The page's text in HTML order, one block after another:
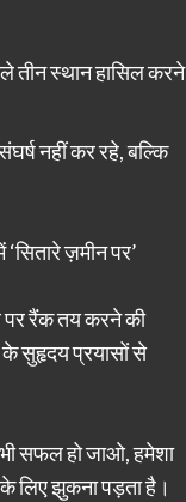
तीन स्थान हासिल करने
नहीं कर रहे, बल्कि
ज़मीन पर’
पर रैंक तय करने की
के सुहृदय प्रयासों से
भी सफल हो जाओ, हमेशा
लिए झुकना पड़ता है।